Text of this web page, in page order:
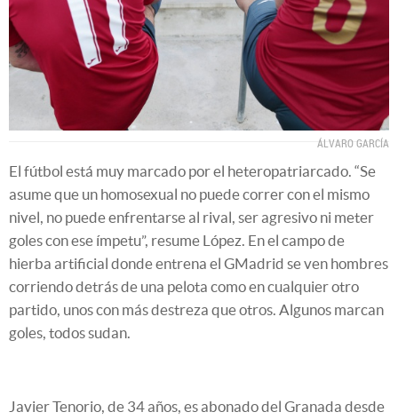
ÁLVARO GARCÍA
El fútbol está muy marcado por el heteropatriarcado. “Se
asume que un homosexual no puede correr con el mismo
nivel, no puede enfrentarse al rival, ser agresivo ni meter
goles con ese ímpetu”, resume López. En el campo de
hierba artificial donde entrena el GMadrid se ven hombres
corriendo detrás de una pelota como en cualquier otro
partido, unos con más destreza que otros. Algunos marcan
goles, todos sudan.
Javier Tenorio, de 34 años, es abonado del Granada desde